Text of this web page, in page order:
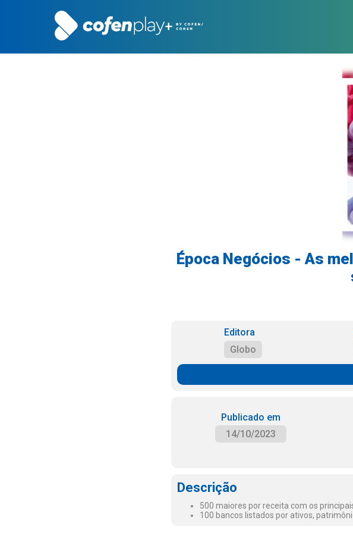
Época Negócios - As
Editora
Globo
Publicado em
14/10/2023
Descrição
500 maiores por receita com os
100 bancos listados por ativos,